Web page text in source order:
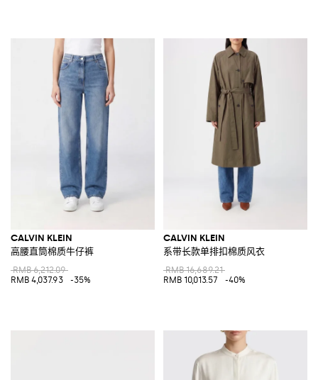
CALVIN KLEIN
高腰直筒棉质牛仔裤
RMB 6,212.09
RMB 4,037.93
-35%
CALVIN KLEIN
系带长款单排扣棉质风衣
RMB 16,689.21
RMB 10,013.57
-40%